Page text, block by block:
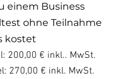
einem Business
ohne Teilnahme
kostet
200,00 € inkl.. MwSt.
270,00 € inkl. MwSt.